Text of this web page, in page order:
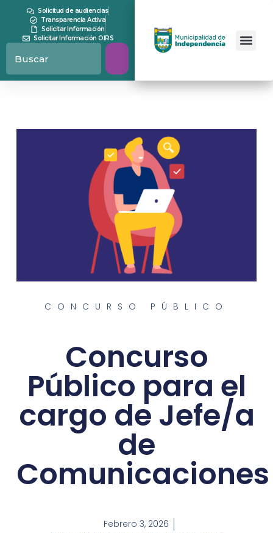
Solicitud de audiencias
Transparencia Activa
Solicitar Información
Solicitar Información OIRS
CONCURSO PÚBLICO
Concurso
Público para el
cargo de Jefe/a
de
Comunicaciones
Febrero 3, 2026